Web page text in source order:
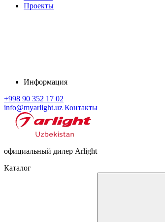
Проекты
Информация
+998 90 352 17 02
info@myarlight.uz Контакты
официальный дилер Arlight
Каталог